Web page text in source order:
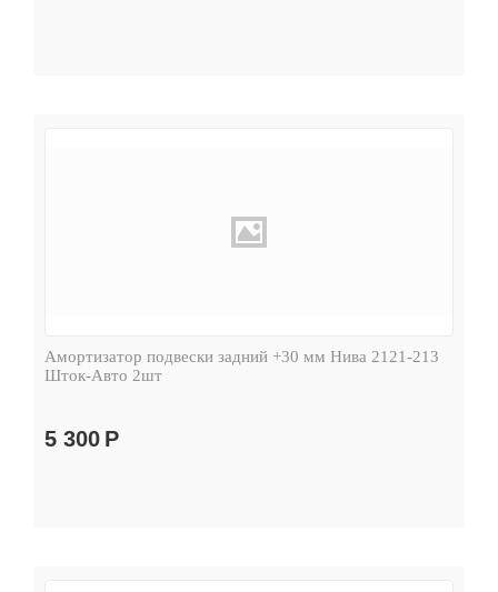
Амортизатор подвески задний +30 мм Нива 2121-213
Шток-Авто 2шт
5 300 Р